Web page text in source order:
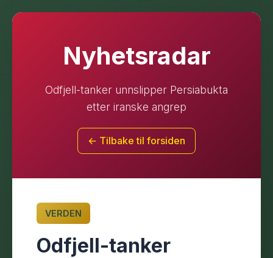
Nyhetsradar
Odfjell-tanker unnslipper Persiabukta
etter iranske angrep
← Tilbake til forsiden
VERDEN
Odfjell-tanker